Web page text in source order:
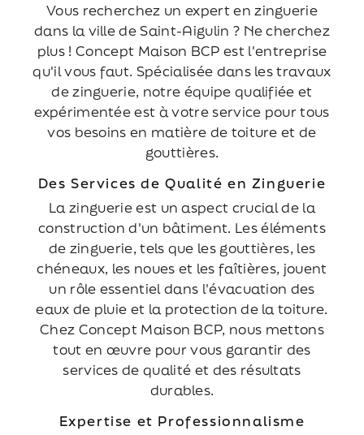
Vous recherchez un expert en zinguerie
dans la ville de Saint-Aigulin ? Ne cherchez
plus ! Concept Maison BCP est l'entreprise
qu'il vous faut. Spécialisée dans les travaux
de zinguerie, notre équipe qualifiée et
expérimentée est à votre service pour tous
vos besoins en matière de toiture et de
gouttières.
Des Services de Qualité en Zinguerie
La zinguerie est un aspect crucial de la
construction d'un bâtiment. Les éléments
de zinguerie, tels que les gouttières, les
chéneaux, les noues et les faîtières, jouent
un rôle essentiel dans l'évacuation des
eaux de pluie et la protection de la toiture.
Chez Concept Maison BCP, nous mettons
tout en œuvre pour vous garantir des
services de qualité et des résultats
durables.
Expertise et Professionnalisme